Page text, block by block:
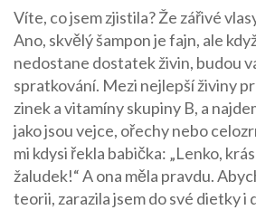
Víte, co jsem zjistila? Že zářivé
Ano, skvělý šampon je fajn, ale
nedostane dostatek živin, budou
spratkování. Mezi nejlepší živiny
zinek a vitamíny skupiny B, a
jako jsou vejce, ořechy nebo
mi kdysi řekla babička: „Lenko,
žaludek!“ A ona měla pravdu.
teorii, zarazila jsem do své dietky i